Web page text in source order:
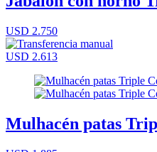
USD 2.750
USD 2.613
Mulhacén patas